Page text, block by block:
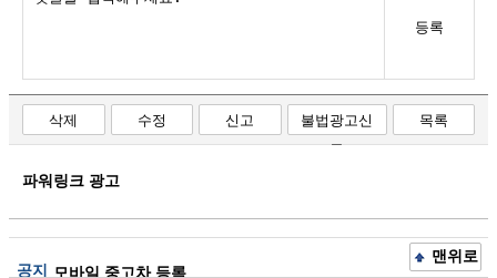
등록
삭제 수정 신고
불법광고신
고
목록
파워링크 광고
공지 모바일 중고차 등록
맨위로